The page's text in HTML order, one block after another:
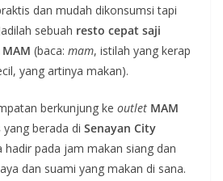
dan mudah dikonsumsi tapi
sebuah resto cepat saji
MAM (baca: mam, istilah yang kerap
yang artinya makan).
berkunjung ke outlet MAM
yang berada di Senayan City
hadir pada jam makan siang dan
dan suami yang makan di sana.